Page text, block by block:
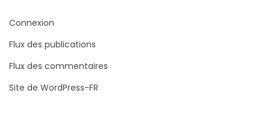
Connexion
Flux des publications
Flux des commentaires
Site de WordPress-FR